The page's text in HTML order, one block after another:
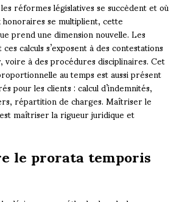
réformes législatives se succèdent et où
se multiplient, cette
prend une dimension nouvelle. Les
calculs s’exposent à des contestations
, voire à des procédures disciplinaires. Cet
au temps est aussi présent
pour les clients : calcul d’indemnités,
répartition de charges. Maîtriser le
maîtriser la rigueur juridique et
le prorata temporis